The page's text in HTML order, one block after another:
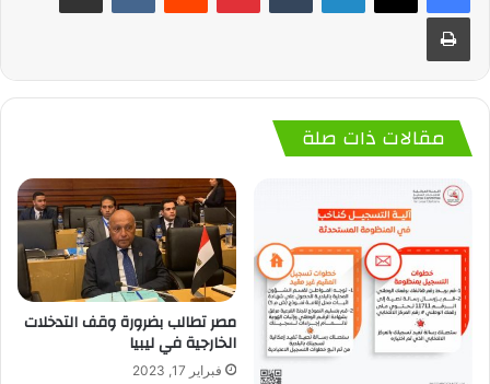
مقالات ذات صلة
مصر تطالب بضرورة وقف التدخلات
الخارجية في ليبيا
فبراير 17, 2023